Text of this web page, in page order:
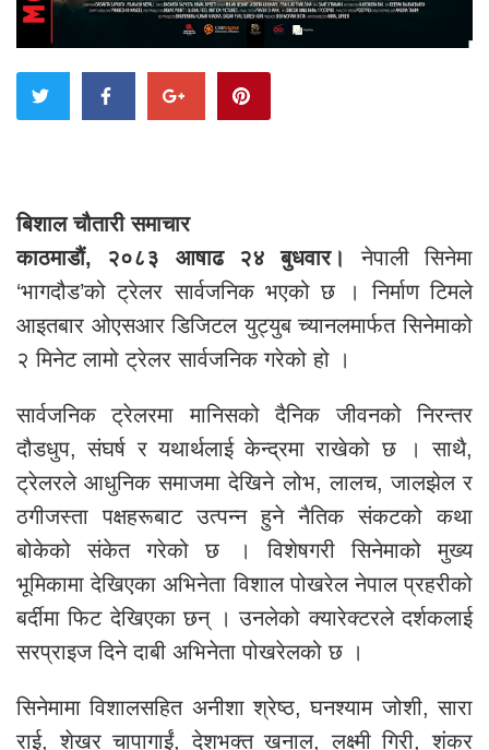
बिशाल चौतारी समाचार
काठमाडौं, २०८३ आषाढ २४ बुधवार।
नेपाली सिनेमा
‘भागदौड’को ट्रेलर सार्वजनिक भएको छ । निर्माण टिमले
आइतबार ओएसआर डिजिटल युट्युब च्यानलमार्फत सिनेमाको
२ मिनेट लामो ट्रेलर सार्वजनिक गरेको हो ।
सार्वजनिक ट्रेलरमा मानिसको दैनिक जीवनको निरन्तर
दौडधुप, संघर्ष र यथार्थलाई केन्द्रमा राखेको छ । साथै,
ट्रेलरले आधुनिक समाजमा देखिने लोभ, लालच, जालझेल र
ठगीजस्ता पक्षहरूबाट उत्पन्न हुने नैतिक संकटको कथा
बोकेको संकेत गरेको छ । विशेषगरी सिनेमाको मुख्य
भूमिकामा देखिएका अभिनेता विशाल पोखरेल नेपाल प्रहरीको
बर्दीमा फिट देखिएका छन् । उनलेको क्यारेक्टरले दर्शकलाई
सरप्राइज दिने दाबी अभिनेता पोखरेलको छ ।
सिनेमामा विशालसहित अनीशा श्रेष्ठ, घनश्याम जोशी, सारा
राई, शेखर चापागाईं, देशभक्त खनाल, लक्ष्मी गिरी, शंकर